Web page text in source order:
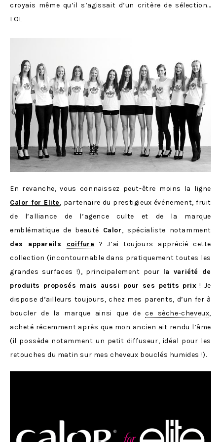
croyais même qu’il s’agissait d’un critère de sélection…
LOL
En revanche, vous connaissez peut-être moins la ligne
Calor for Elite, partenaire du prestigieux événement, fruit
de l’alliance de l’agence culte et de la marque
emblématique de beauté Calor, spécialiste notamment
des appareils coiffure ? J’ai toujours apprécié cette
collection (incontournable dans pratiquement toutes les
grandes surfaces !), principalement pour la variété de
produits proposés mais aussi pour ses petits prix ! Je
dispose d’ailleurs toujours, chez mes parents, d’un fer à
boucler de la marque ainsi que dece sèche-cheveux,
acheté récemment après que mon ancien ait rendu l’âme
(il possède notamment un petit diffuseur, idéal pour les
retouches du matin sur mes cheveux bouclés humides !).